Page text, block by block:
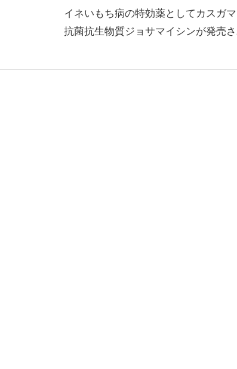
イネいもち病の特効薬としてカスガ
抗菌抗生物質ジョサマイシンが発売さ